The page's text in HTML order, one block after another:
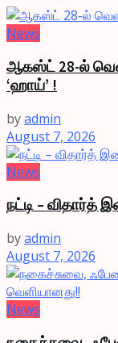
News
ஆகஸ்ட் 28-ல்
‘ஹாய்’ !
byadmin
August 7, 2026
News
நட்டி – விதார்த்
byadmin
August 7, 2026
News